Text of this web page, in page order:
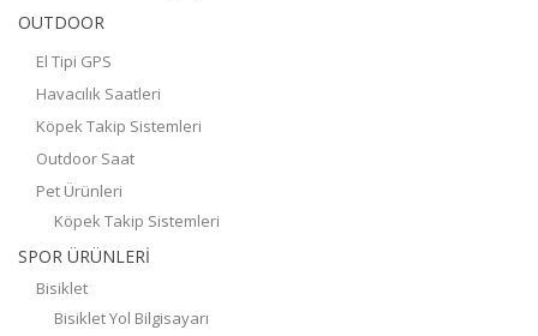
OUTDOOR
El Tipi GPS
Havacılık Saatleri
Köpek Takip Sistemleri
Outdoor Saat
Pet Ürünleri
Köpek Takip Sistemleri
SPOR ÜRÜNLERİ
Bisiklet
Bisiklet Yol Bilgisayarı